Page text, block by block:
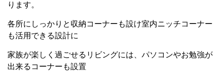
ります。
各所にしっかりと収納コーナーも設け室内ニッチコーナー
も活用できる設計に
家族が楽しく過ごせるリビングには、パソコンやお勉強が
出来るコーナーも設置